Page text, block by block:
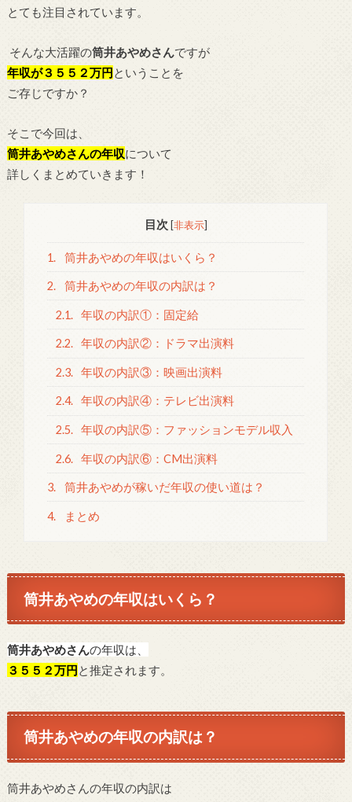
とても注目されています。
そんな大活躍の筒井あやめさんですが
年収が３５５２万円ということを
ご存じですか？
そこで今回は、
筒井あやめさんの年収について
詳しくまとめていきます！
目次 [非表示]
1. 筒井あやめの年収はいくら？
2. 筒井あやめの年収の内訳は？
2.1. 年収の内訳①：固定給
2.2. 年収の内訳②：ドラマ出演料
2.3. 年収の内訳③：映画出演料
2.4. 年収の内訳④：テレビ出演料
2.5. 年収の内訳⑤：ファッションモデル収入
2.6. 年収の内訳⑥：CM出演料
3. 筒井あやめが稼いだ年収の使い道は？
4. まとめ
筒井あやめの年収はいくら？
筒井あやめさんの年収は、
３５５２万円と推定されます。
筒井あやめの年収の内訳は？
筒井あやめさんの年収の内訳は